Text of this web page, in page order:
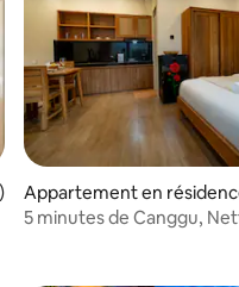
moyenne sur la base de
Appartement en
5 minutes de Canggu,